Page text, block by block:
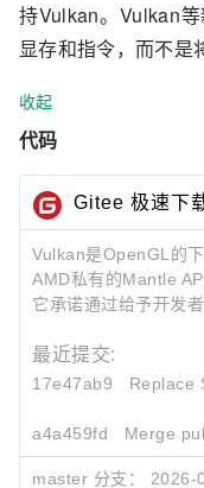
持Vulkan。Vulkan
显存和指令，而不是
收起
代码
Gitee 极速下
Vulkan是OpenGL的
AMD私有的Mantle
它承诺通过给予开发
最近提交:
17e47ab9
Replace
a4a459fd
Merge
c452e75c
Merge
master 分支： 2026-